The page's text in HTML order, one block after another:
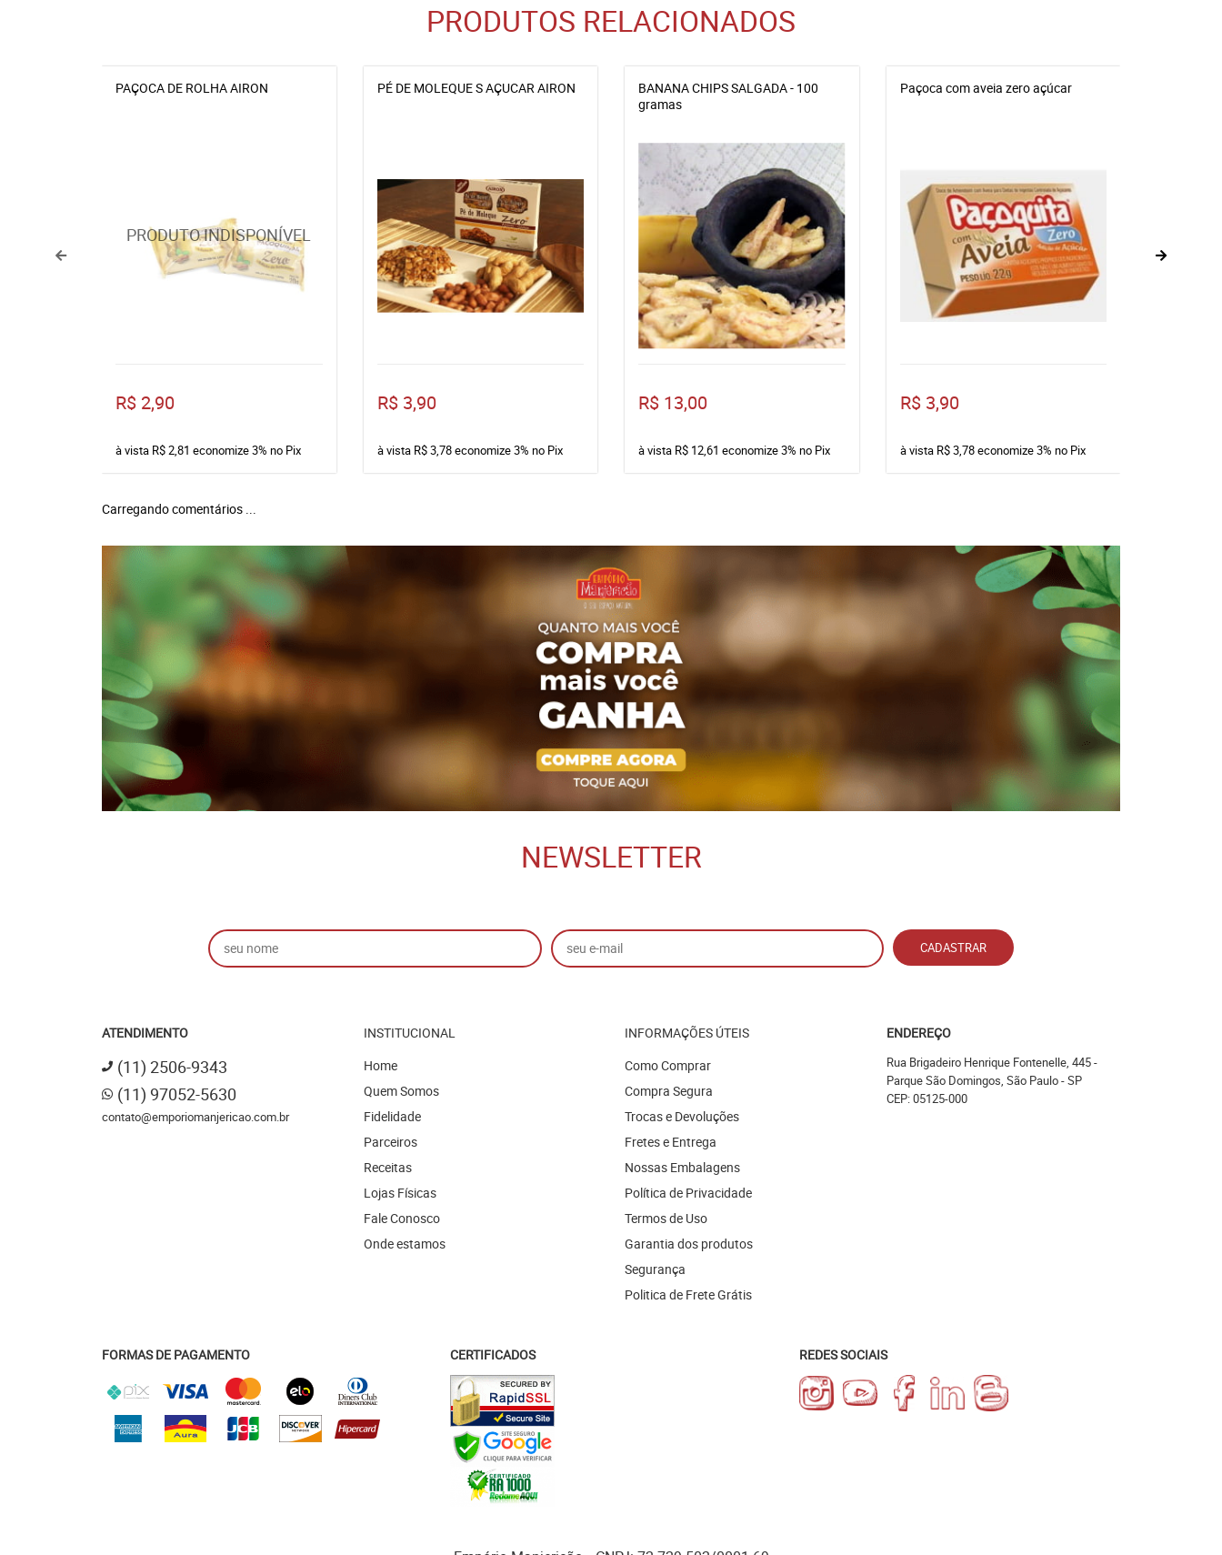
PRODUTOS RELACIONADOS
PAÇOCA DE ROLHA AIRON
R$ 2,90
à vista R$ 2,81 economize3% no Pix
PÉ DE MOLEQUE S AÇUCAR AIRON
R$ 3,90
à vista R$ 3,78economize3% no Pix
BANANA CHIPS SALGADA - 100
gramas
R$ 13,00
à vista R$ 12,61 economize3% no Pix
Paçoca com aveia zero açúcar
R$ 3,90
à vista R$ 3,78economize3% no Pix
Carregando comentários ...
NEWSLETTER
CADASTRAR
ATENDIMENTO
(11) 2506-9343
(11) 97052-5630
contato@emporiomanjericao.com.br
INSTITUCIONAL
Home
Quem Somos
Fidelidade
Parceiros
Receitas
Lojas Físicas
Fale Conosco
Onde estamos
INFORMAÇÕES ÚTEIS
Como Comprar
Compra Segura
Trocas e Devoluções
Fretes e Entrega
Nossas Embalagens
Política de Privacidade
Termos de Uso
Garantia dos produtos
Segurança
Politica de Frete Grátis
ENDEREÇO
Rua Brigadeiro Henrique Fontenelle, 445-
Parque São Domingos, São Paulo-SP
CEP: 05125-000
FORMAS DE PAGAMENTO CERTIFICADOS REDES SOCIAIS